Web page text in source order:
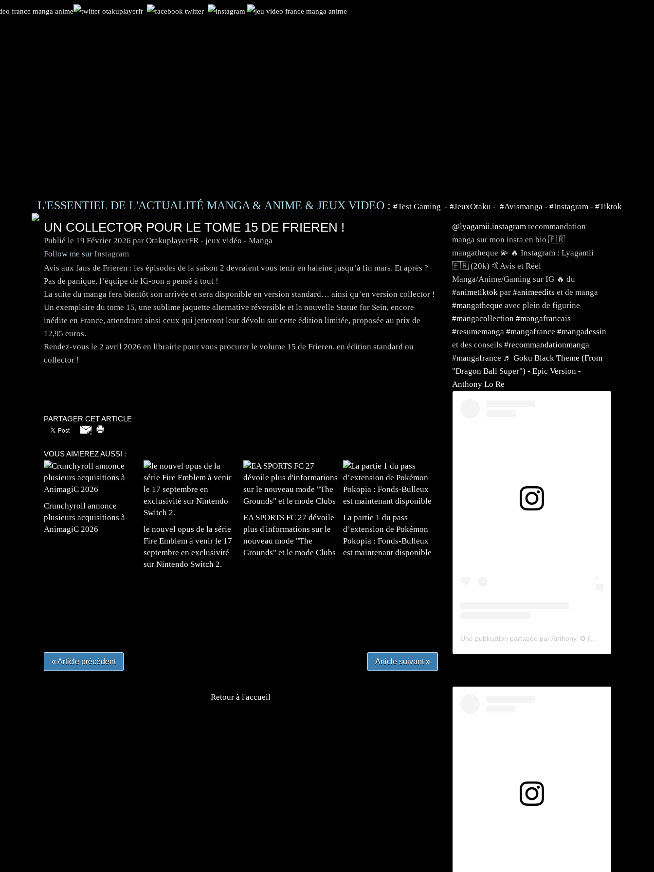
L'ESSENTIEL DE L'ACTUALITÉ MANGA & ANIME & JEUX VIDEO : #Test Gaming - #JeuxOtaku - #Avismanga - #Instagram - #Tiktok
UN COLLECTOR POUR LE TOME 15 DE FRIEREN !
Publié le 19 Février 2026 par OtakuplayerFR - jeux vidéo - Manga
Follow me sur Instagram
Avis aux fans de Frieren : les épisodes de la saison 2 devraient vous tenir en haleine jusqu’à fin mars. Et après ?
Pas de panique, l’équipe de Ki-oon a pensé à tout !
La suite du manga fera bientôt son arrivée et sera disponible en version standard… ainsi qu’en version collector !
Un exemplaire du tome 15, une sublime jaquette alternative réversible et la nouvelle Statue for Sein, encore
inédite en France, attendront ainsi ceux qui jetteront leur dévolu sur cette édition limitée, proposée au prix de
12,95 euros.
Rendez-vous le 2 avril 2026 en librairie pour vous procurer le volume 15 de Frieren, en édition standard ou
collector !
PARTAGER CET ARTICLE
VOUS AIMEREZ AUSSI :
Crunchyroll annonce
plusieurs acquisitions à
AnimagiC 2026
le nouvel opus de la série
Fire Emblem à venir le 17
septembre en exclusivité
sur Nintendo Switch 2.
EA SPORTS FC 27 dévoile
plus d'informations sur le
nouveau mode "The
Grounds" et le mode Clubs
La partie 1 du pass
d’extension de Pokémon
Pokopia : Fonds-Bulleux
est maintenant disponible
« Article précédent Article suivant »
Retour à l'accueil
@lyagamii.instagram recommandation
manga sur mon insta en bio 🇫🇷
mangatheque 💫 🔥 Instagram : Lyagamii
🇫🇷 (20k) 🤙Avis et Réel
Manga/Anime/Gaming sur IG 🔥 du
#animetiktok par #animeedits et de manga
#mangatheque avec plein de figurine
#mangacollection #mangafrancais
#resumemanga #mangafrance #mangadessin
et des conseils #recommandationmanga
#mangafrance ♬ Goku Black Theme (From
"Dragon Ball Super") - Epic Version -
Anthony Lo Re